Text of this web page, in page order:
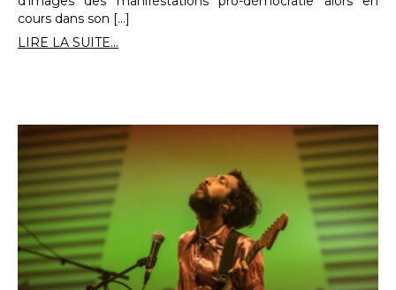
cours dans son […]
LIRE LA SUITE...